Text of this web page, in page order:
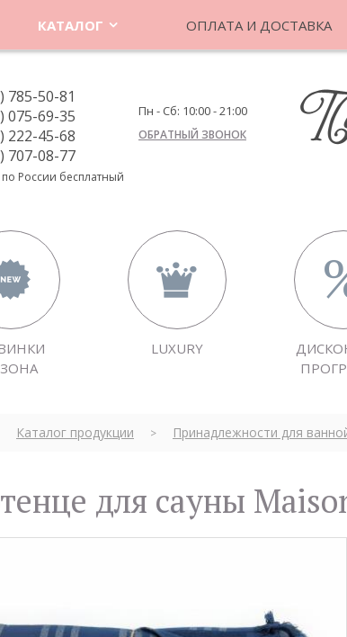
КАТАЛОГ ОПЛАТА И ДОСТАВКА
785-50-81
075-69-35
222-45-68
707-08-77
России бесплатный
Пн - Сб: 10:00 - 21:00
ОБРАТНЫЙ ЗВОНОК
LUXURY
Каталог продукции > Принадлежности для
для сауны